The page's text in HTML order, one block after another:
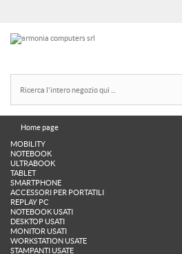
Home page
MOBILITY
NOTEBOOK
ULTRABOOK
TABLET
SMARTPHONE
ACCESSORI PER PORTATILI
REPLAY PC
NOTEBOOK USATI
DESKTOP USATI
MONITOR USATI
WORKSTATION USATE
STAMPANTI USATE